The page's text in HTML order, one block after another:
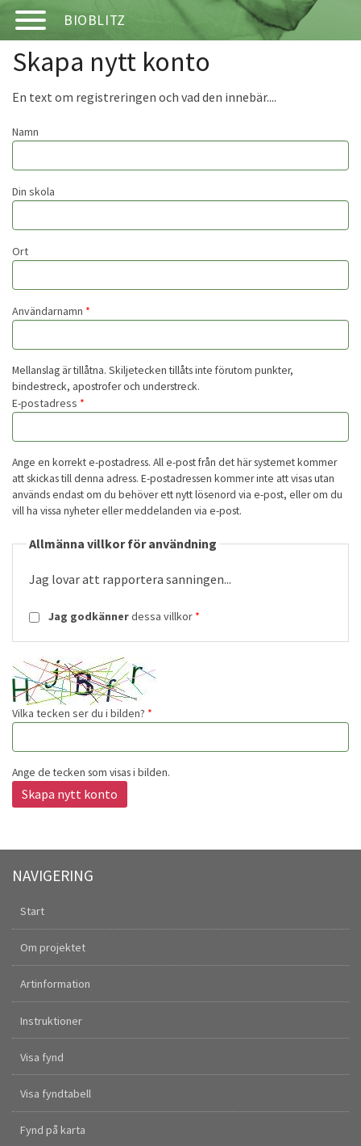
Hoppa till huvudinnehåll
START
ARTINFORMATION
VISA FYND
REGISTRERADE UNDERSÖKNINGSPLATSER
KONTAKT
SKAPA KONTO
LOGGA IN
BIOBLITZ
Skapa nytt konto
En text om registreringen och vad den innebär....
Namn
Din skola
Ort
Användarnamn *
Mellanslag är tillåtna. Skiljetecken tillåts inte förutom punkter,
bindestreck, apostrofer och understreck.
E-postadress *
Ange en korrekt e-postadress. All e-post från det här systemet kommer
att skickas till denna adress. E-postadressen kommer inte att visas utan
används endast om du behöver ett nytt lösenord via e-post, eller om du
vill ha vissa nyheter eller meddelanden via e-post.
Allmänna villkor för användning
Jag lovar att rapportera sanningen...
Jag godkännerdessa villkor *
Vilka tecken ser du i bilden? *
Ange de tecken som visas i bilden.
Skapa nytt konto
NAVIGERING
Start
Om projektet
Artinformation
Instruktioner
Visa fynd
Visa fyndtabell
Fynd på karta